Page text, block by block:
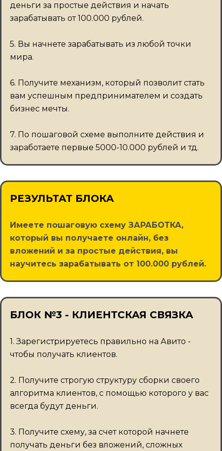
деньги за простые действия и начать
зарабатывать от 100.000 рублей.
5. Вы начнете зарабатывать из любой точки
мира.
6. Получите механизм, который позволит стать
вам успешным предпринимателем и создать
бизнес мечты.
7. По пошаговой схеме выполните действия и
заработаете первые 5000-10.000 рублей и тд.
РЕЗУЛЬТАТ БЛОКА
Имеете пошаговую схему ЗАРАБОТКА,
который вы получаете онлайн, без
вложений и за простые действия, вы
научитесь зарабатывать от 100.000 рублей.
БЛОК №3 - КЛИЕНТСКАЯ СВЯЗКА
1. Зарегистрируетесь правильно на Авито -
чтобы получать клиентов.
2. Получите строгую структуру сборки своего
алгоритма клиентов, с помощью которого у вас
всегда будут деньги.
3. Получите схему, за счет которой начнете
получать деньги без вложений, сложных